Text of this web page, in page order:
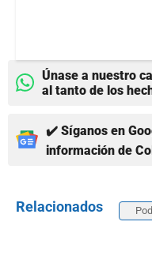
Únase a nuestro
al tanto de los
✔️ Síganos en
información de
Relacionados